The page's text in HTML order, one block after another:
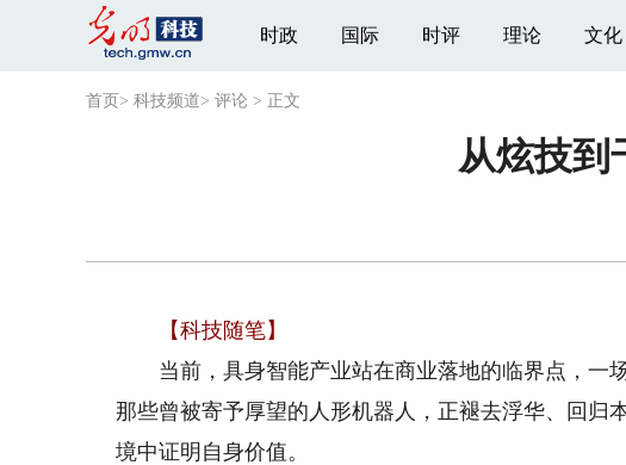
时政 国际 时评 理论 文化
首页 > 科技频道> 评论 > 正文
从炫技到
【科技随笔】
当前，具身智能产业站在商业落地的临界点，一场
那些曾被寄予厚望的人形机器人，正褪去浮华、回归
境中证明自身价值。